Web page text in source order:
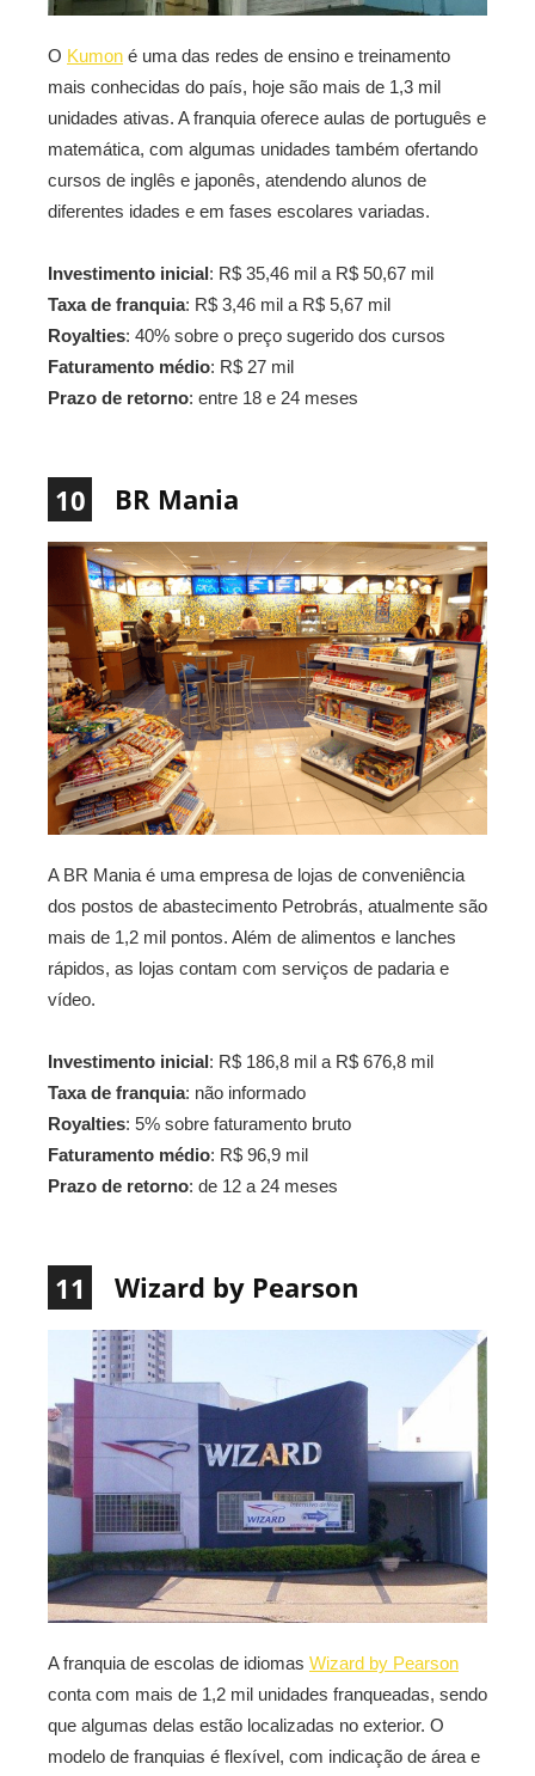
O Kumon é uma das redes de ensino e treinamento
mais conhecidas do país, hoje são mais de 1,3 mil
unidades ativas. A franquia oferece aulas de português e
matemática, com algumas unidades também ofertando
cursos de inglês e japonês, atendendo alunos de
diferentes idades e em fases escolares variadas.
Investimento inicial: R$ 35,46 mil a R$ 50,67 mil
Taxa de franquia: R$ 3,46 mil a R$ 5,67 mil
Royalties: 40% sobre o preço sugerido dos cursos
Faturamento médio: R$ 27 mil
Prazo de retorno: entre 18 e 24 meses
10 BR Mania
A BR Mania é uma empresa de lojas de conveniência
dos postos de abastecimento Petrobrás, atualmente são
mais de 1,2 mil pontos. Além de alimentos e lanches
rápidos, as lojas contam com serviços de padaria e
vídeo.
Investimento inicial: R$ 186,8 mil a R$ 676,8 mil
Taxa de franquia: não informado
Royalties: 5% sobre faturamento bruto
Faturamento médio: R$ 96,9 mil
Prazo de retorno: de 12 a 24 meses
11 Wizard by Pearson
A franquia de escolas de idiomas Wizard by Pearson
conta com mais de 1,2 mil unidades franqueadas, sendo
que algumas delas estão localizadas no exterior. O
modelo de franquias é flexível, com indicação de área e